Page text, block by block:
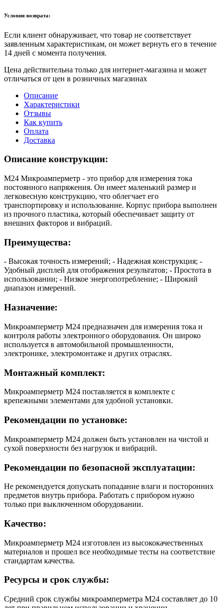
Условия возврата:
Если клиент обнаруживает, что товар не соответствует
заявленным характеристикам, он может вернуть его в течение
14 дней с момента получения.
Цена действительна только для интернет-магазина и может
отличаться от цен в розничных магазинах
Описание
Характеристики
Отзывы
Как купить
Оплата
Доставка
Описание конструкции:
М24 Микроамперметр - это прибор для измерения тока
постоянного напряжения. Он имеет маленький размер и
легковесную конструкцию, что облегчает его
транспортировку и использование. Корпус прибора выполнен
из прочного пластика, который обеспечивает защиту от
внешних факторов и вибраций.
Преимущества:
- Высокая точность измерений; - Надежная конструкция; -
Удобный дисплей для отображения результатов; - Простота в
использовании; - Низкое энергопотребление; - Широкий
диапазон измерений.
Назначение:
Микроамперметр М24 предназначен для измерения тока и
контроля работы электронного оборудования. Он широко
используется в автомобильной промышленности,
электронике, электромонтаже и других отраслях.
Монтажный комплект:
Микроамперметр М24 поставляется в комплекте с
крепежными элементами для удобной установки.
Рекомендации по установке:
Микроамперметр М24 должен быть установлен на чистой и
сухой поверхности без нагрузок и вибраций.
Рекомендации по безопасной эксплуатации:
Не рекомендуется допускать попадание влаги и посторонних
предметов внутрь прибора. Работать с прибором нужно
только при выключенном оборудовании.
Качество:
Микроамперметр М24 изготовлен из высококачественных
материалов и прошел все необходимые тесты на соответствие
стандартам качества.
Ресурсы и срок службы:
Средний срок службы микроамперметра М24 составляет до 10